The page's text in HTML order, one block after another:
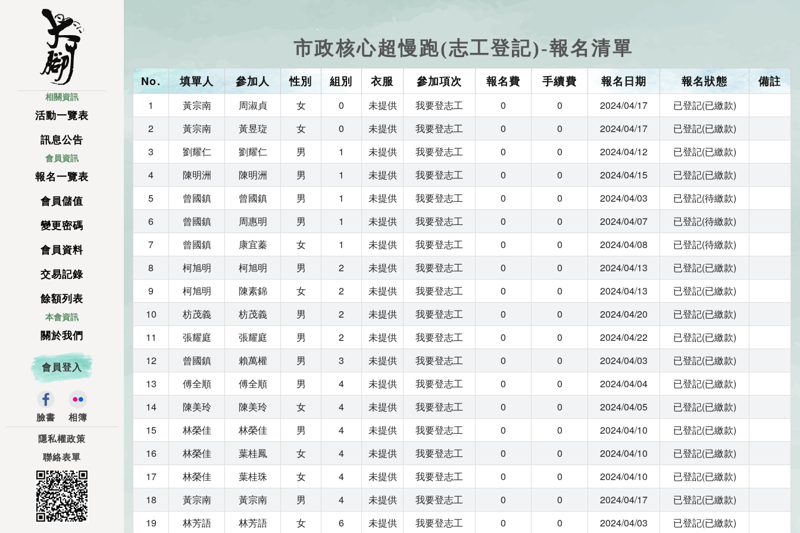
相關資訊
活動一覽表
訊息公告
會員資訊
報名一覽表
會員儲值
變更密碼
會員資料
交易記錄
餘額列表
本會資訊
關於我們
會員登入
臉書 相簿
隱私權政策
聯絡表單
市政核心超慢跑(志工登記)-報名清單
No. 填單人 參加人 性別 組別 衣服 參加項次 報名費 手續費 報名日期 報名狀態 備註
1 黃宗南 周淑貞 女 0 未提供 我要登志工 0 0 2024/04/17
已登記(已繳款)
2
黃宗南 黃昱琁 女 0 未提供 我要登志工 0 0 2024/04/17
已登記(已繳款)
3
劉耀仁 劉耀仁 男 1 未提供 我要登志工 0 0 2024/04/12
已登記(已繳款)
4
陳明洲 陳明洲 男 1 未提供 我要登志工 0 0 2024/04/15
已登記(已繳款)
5
曾國鎮 曾國鎮 男 1 未提供 我要登志工 0 0 2024/04/03
已登記(待繳款)
6
曾國鎮 周惠明 男 1 未提供 我要登志工 0 0 2024/04/07
已登記(待繳款)
7
曾國鎮 康宜蓁 女 1 未提供 我要登志工 0 0 2024/04/08
已登記(待繳款)
8
柯旭明 柯旭明 男 2 未提供 我要登志工 0 0 2024/04/13
已登記(已繳款)
9
柯旭明 陳素錦 女 2 未提供 我要登志工 0 0 2024/04/13
已登記(已繳款)
10
枋茂義 枋茂義 男 2 未提供 我要登志工 0 0 2024/04/20
已登記(已繳款)
11
張耀庭 張耀庭 男 2 未提供 我要登志工 0 0 2024/04/22
已登記(已繳款)
12
曾國鎮 賴萬權 男 3 未提供 我要登志工 0 0 2024/04/03
已登記(已繳款)
13
傅全順 傅全順 男 4 未提供 我要登志工 0 0 2024/04/04
已登記(已繳款)
14
陳美玲 陳美玲 女 4 未提供 我要登志工 0 0 2024/04/05
已登記(已繳款)
15
林榮佳 林榮佳 男 4 未提供 我要登志工 0 0 2024/04/10
已登記(已繳款)
16
林榮佳 葉桂鳳 女 4 未提供 我要登志工 0 0 2024/04/10
已登記(已繳款)
17
林榮佳 葉桂珠 女 4 未提供 我要登志工 0 0 2024/04/10
已登記(已繳款)
18
黃宗南 黃宗南 男 4 未提供 我要登志工 0 0 2024/04/17
已登記(已繳款)
19
林芳語 林芳語 女 6 未提供 我要登志工 0 0 2024/04/03 已登記(已繳款)